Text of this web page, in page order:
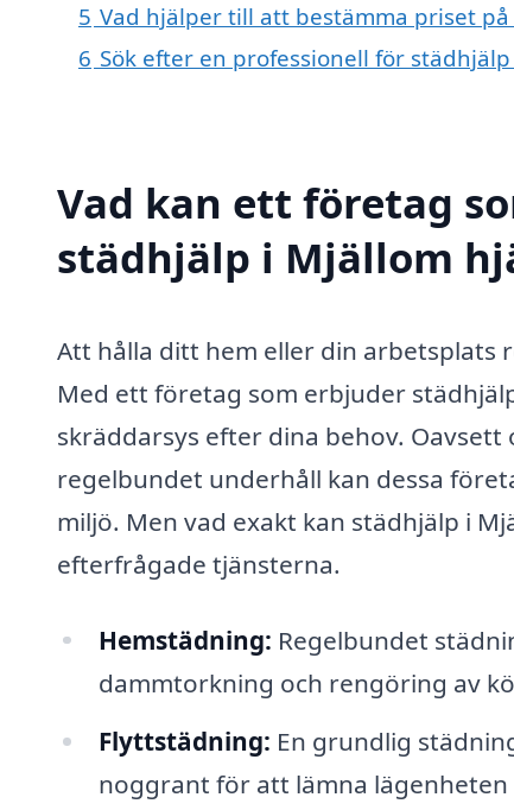
5 Vad hjälper till att bestämma priset
6 Sök efter en professionell för
Vad kan ett företag
städhjälp i Mjällom
Att hålla ditt hem eller din arbetsplats
Med ett företag som erbjuder
skräddarsys efter dina behov.
regelbundet underhåll kan dessa
miljö. Men vad exakt kan städhjälp i
efterfrågade tjänsterna.
Hemstädning: Regelbundet
dammtorkning och rengöring av
Flyttstädning: En grundlig
noggrant för att lämna